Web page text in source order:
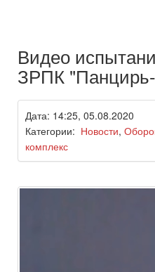
Видео
ЗРПК
Дата: 14:25, 05.08.2020
Категории: Новости,
комплекс